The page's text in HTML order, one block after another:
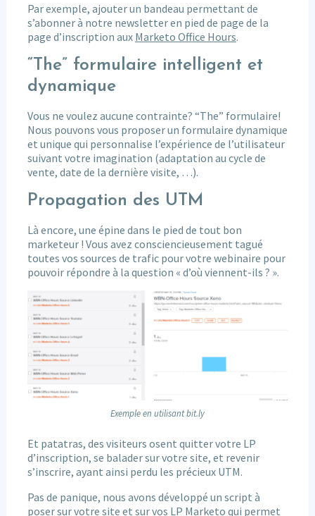
Par exemple, ajouter un bandeau permettant de
s’abonner à notre newsletter en pied de page de la
page d’inscription aux Marketo Office Hours.
“The” formulaire intelligent et
dynamique
Vous ne voulez aucune contrainte? “The” formulaire!
Nous pouvons vous proposer un formulaire dynamique
et unique qui personnalise l’expérience de l’utilisateur
suivant votre imagination (adaptation au cycle de
vente, date de la dernière visite, …).
Propagation des UTM
Là encore, une épine dans le pied de tout bon
marketeur ! Vous avez consciencieusement tagué
toutes vos sources de trafic pour votre webinaire pour
pouvoir répondre à la question « d’où viennent-ils ? ».
Exemple en utilisant bit.ly
Et patatras, des visiteurs osent quitter votre LP
d’inscription, se balader sur votre site, et revenir
s’inscrire, ayant ainsi perdu les précieux UTM.
Pas de panique, nous avons développé un script à
poser sur votre site et sur vos LP Marketo qui permet